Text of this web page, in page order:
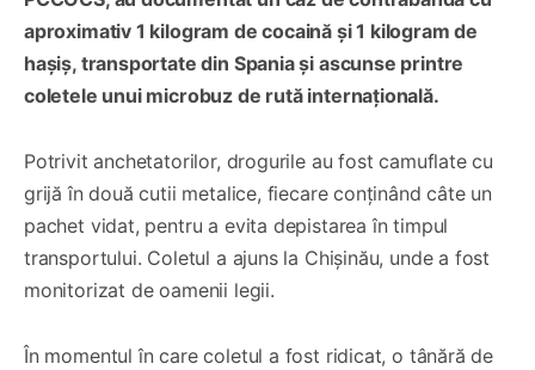
aproximativ 1 kilogram de cocaină și 1 kilogram de
hașiș, transportate din Spania și ascunse printre
coletele unui microbuz de rută internațională.
Potrivit anchetatorilor, drogurile au fost camuflate cu
grijă în două cutii metalice, fiecare conținând câte un
pachet vidat, pentru a evita depistarea în timpul
transportului. Coletul a ajuns la Chișinău, unde a fost
monitorizat de oamenii legii.
În momentul în care coletul a fost ridicat, o tânără de